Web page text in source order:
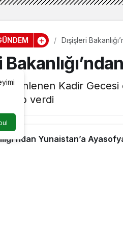
Dışişleri
Kadir Gecesi
verdi
yayınlandı
Yunaistan’a